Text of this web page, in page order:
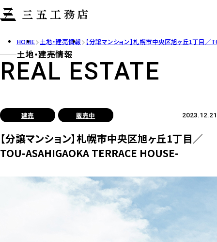
HOME 土地・建売情報 【分譲マンション】札幌市中央区旭ヶ丘1丁目
土地・建売情報
REAL ESTATE
建売 販売中 2023.12.21
【分譲マンション】札幌市中央区旭ヶ丘1丁目／
TOU-ASAHIGAOKA TERRACE HOUSE-